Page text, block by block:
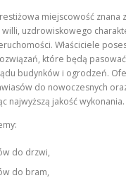
miejscowość znana
uzdrowiskowego
Właściciele
które będą
budynków i ogrodzeń.
do nowoczesnych
najwyższą jakość wykonania.
do drzwi,
do bram,